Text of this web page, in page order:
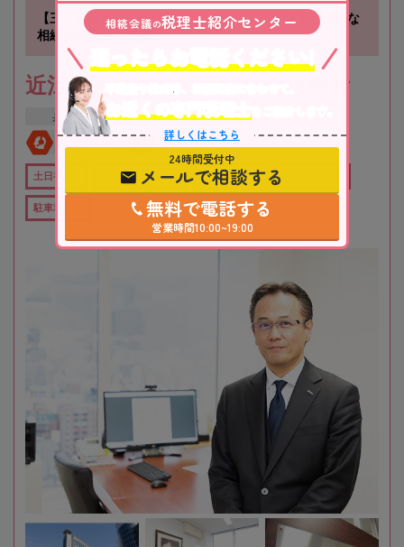
【三ノ宮駅徒歩3分】銀行顧問経験のある税理士が適切な
相続税対策をご提案
近江清秀公認会計士税理士事務所
兵庫県 神戸市 三ノ宮駅
初回相談無料
土日祝OK オンライン相談可 役所から近い
駐車場あり
相続会議の税理士紹介センター
不動産や株式等、相続資産に合わせて、
お近くの専門税理士
をご紹介します。
詳しくはこちら
24時間受付中
メールで相談する
無料で電話する
営業時間10:00~19:00